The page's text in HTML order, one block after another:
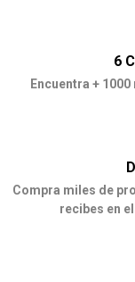
6
Encuentra +
Compra miles de
recibes en